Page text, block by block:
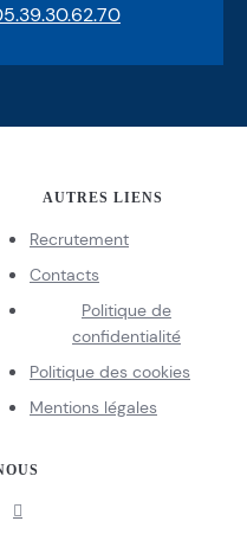
AUTRES LIENS
Recrutement
Contacts
Politique de
confidentialité
Politique des cookies
Mentions légales